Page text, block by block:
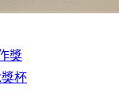
獎
杯